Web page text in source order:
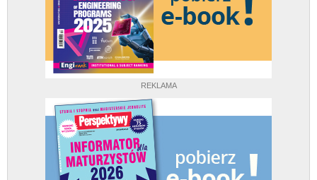
REKLAMA